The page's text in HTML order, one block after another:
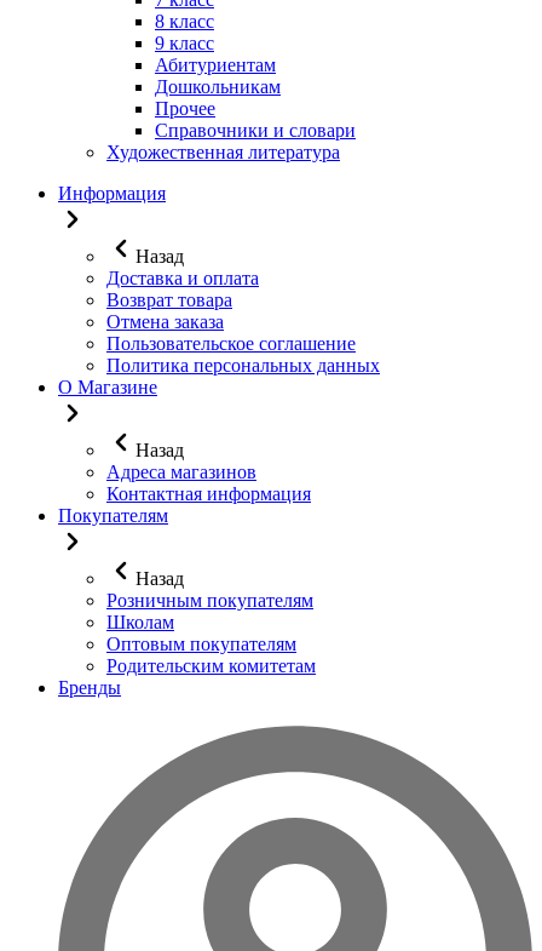
8 класс
9 класс
Абитуриентам
Дошкольникам
Прочее
Справочники и словари
Художественная литература
Информация
Назад
Доставка и оплата
Возврат товара
Отмена заказа
Пользовательское соглашение
Политика персональных данных
О Магазине
Назад
Адреса магазинов
Контактная информация
Покупателям
Назад
Розничным покупателям
Школам
Оптовым покупателям
Родительским комитетам
Бренды